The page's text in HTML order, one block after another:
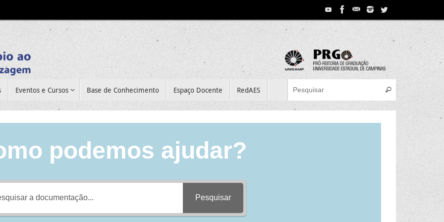
Eventos e Cursos Base de Conhecimento Espaço Docente RedAES
Search for:
Pesquisar
podemos ajudar?
Pesquisar